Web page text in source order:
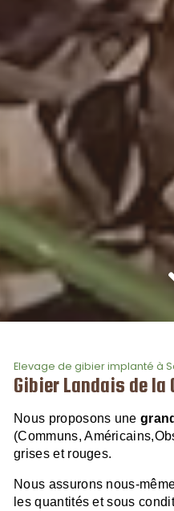
Elevage de gibier implanté à
Gibier Landais de la
Nous proposons une
(Communs,
grises et rouges.
Nous assurons nous-
les quantités et sous